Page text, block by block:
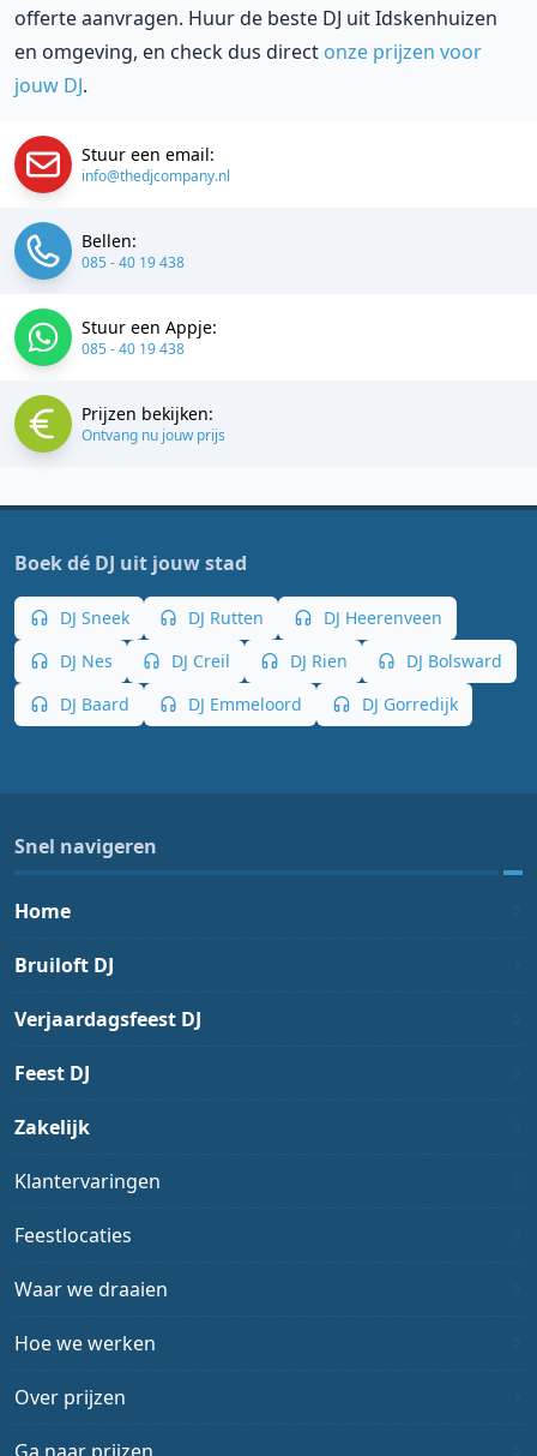
offerte aanvragen. Huur de beste DJ uit Idskenhuizen
en omgeving, en check dus direct onze prijzen voor
jouw DJ.
Stuur een email:
info@thedjcompany.nl
Bellen:
085 - 40 19 438
Stuur een Appje:
085 - 40 19 438
Prijzen bekijken:
Ontvang nu jouw prijs
Boek dé DJ uit jouw stad
DJ Sneek DJ Rutten
DJ Heerenveen
DJ Nes
DJ Creil DJ Rien
DJ Bolsward
DJ Baard
DJ Emmeloord DJ Gorredijk
Snel navigeren
Home
Bruiloft DJ
Verjaardagsfeest DJ
Feest DJ
Zakelijk
Klantervaringen
Feestlocaties
Waar we draaien
Hoe we werken
Over prijzen